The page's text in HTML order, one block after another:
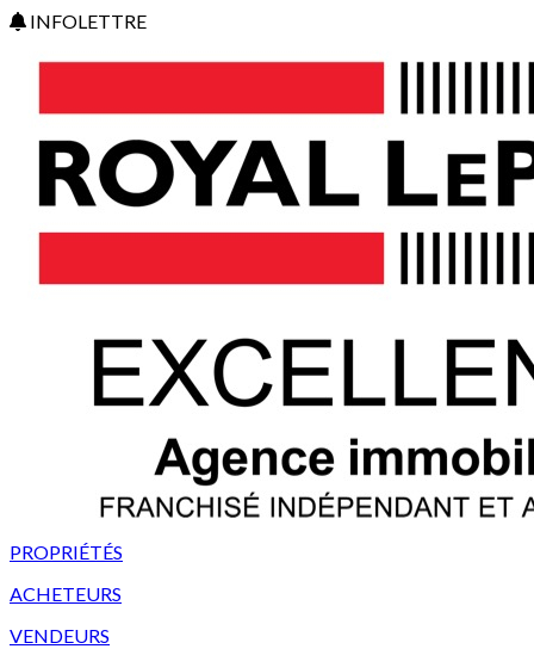
INFOLETTRE
PROPRIÉTÉS
ACHETEURS
VENDEURS